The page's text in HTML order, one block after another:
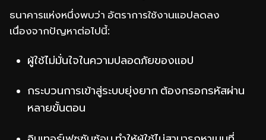
ธนาคารแห่งหนึ่งพบว่า อัตราการใช้งานแอปลดลง
เนื่องจากปัญหาต่อไปนี้:
ผู้ใช้ไม่มั่นใจในความปลอดภัยของแอป
กระบวนการเข้าสู่ระบบยุ่งยาก ต้องกรอกรหัสผ่าน
หลายขั้นตอน